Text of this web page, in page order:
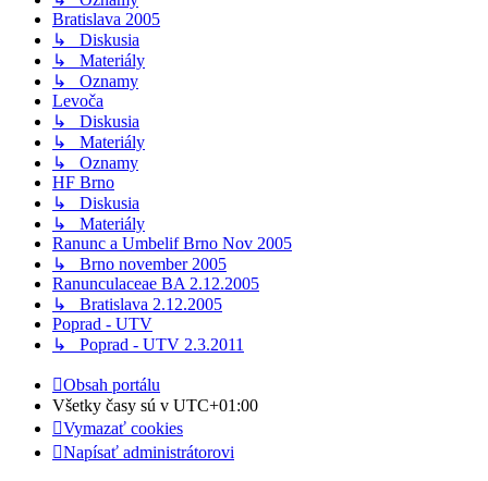
Bratislava 2005
↳ Diskusia
↳ Materiály
↳ Oznamy
Levoča
↳ Diskusia
↳ Materiály
↳ Oznamy
HF Brno
↳ Diskusia
↳ Materiály
Ranunc a Umbelif Brno Nov 2005
↳ Brno november 2005
Ranunculaceae BA 2.12.2005
↳ Bratislava 2.12.2005
Poprad - UTV
↳ Poprad - UTV 2.3.2011
Obsah portálu
Všetky časy sú v UTC+01:00
Vymazať cookies
Napísať administrátorovi